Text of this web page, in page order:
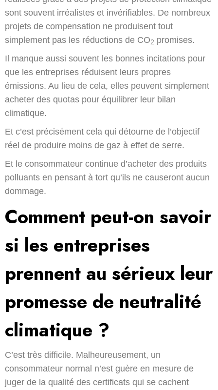
sont souvent irréalistes et invérifiables. De nombreux
projets de compensation ne produisent tout
simplement pas les réductions de CO2 promises.
Il manque aussi souvent les bonnes incitations pour
que les entreprises réduisent leurs propres
émissions. Au lieu de cela, elles peuvent simplement
acheter des quotas pour équilibrer leur bilan
climatique.
Et c’est précisément cela qui détourne de l’objectif
réel de produire moins de gaz à effet de serre.
Et le consommateur continue d’acheter des produits
polluants en pensant à tort qu’ils ne causeront aucun
dommage.
Comment peut-on savoir
si les entreprises
prennent au sérieux leur
promesse de neutralité
climatique ?
C’est très difficile. Malheureusement, un
consommateur normal n’est guère en mesure de
juger de la qualité des certificats qui se cachent